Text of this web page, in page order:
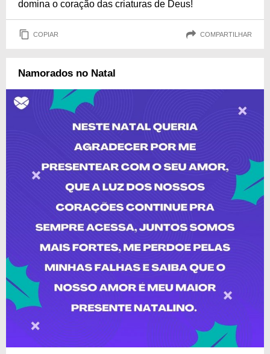
domina o coração das criaturas de Deus!
COPIAR COMPARTILHAR
Namorados no Natal